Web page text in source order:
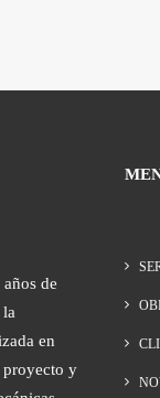
de
en
proyecto y